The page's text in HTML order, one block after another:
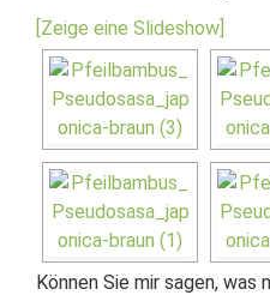
[Zeige eine Slideshow]
Können Sie mir sagen,